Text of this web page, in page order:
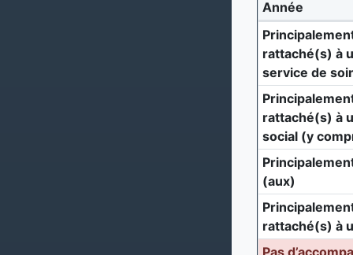
Année
rattaché(s) à
service de
rattaché(s) à
social (y
(aux)
rattaché(s) à